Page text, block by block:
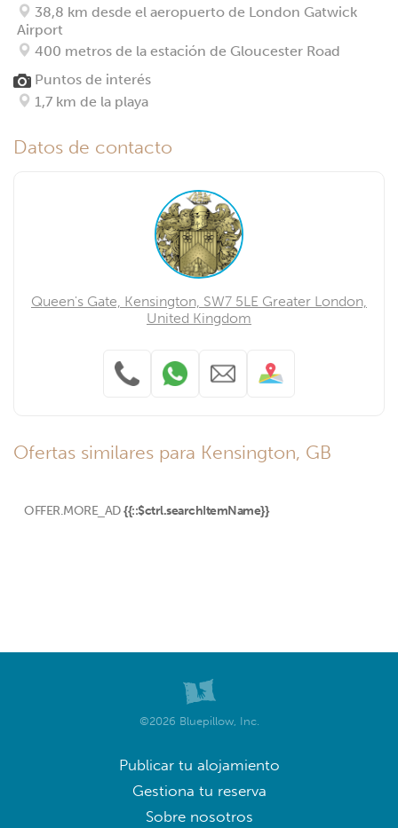
38,8 km desde el aeropuerto de London Gatwick
Airport
400 metros de la estación de Gloucester Road
Puntos de interés
1,7 km de la playa
Datos de contacto
Queen's Gate, Kensington, SW7 5LE Greater London,
United Kingdom
Ofertas similares para Kensington, GB
OFFER.MORE_AD {{::$ctrl.searchItemName}}
©2026 Bluepillow, Inc.
Publicar tu alojamiento
Gestiona tu reserva
Sobre nosotros